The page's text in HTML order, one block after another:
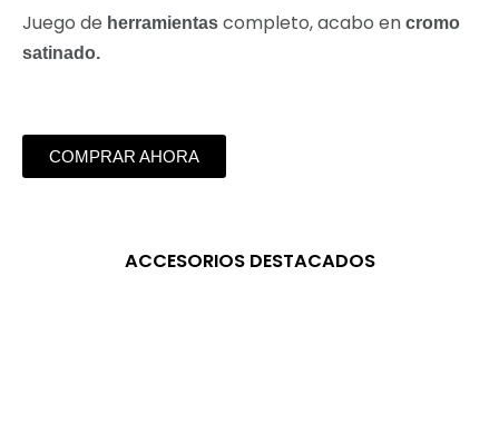
Juego de herramientas completo, acabo en cromo
satinado.
COMPRAR AHORA
ACCESORIOS DESTACADOS